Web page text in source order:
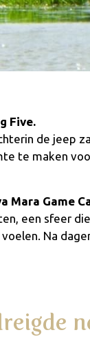
Five.
de jeep
te maken
Mara Game
een sfeer
Na